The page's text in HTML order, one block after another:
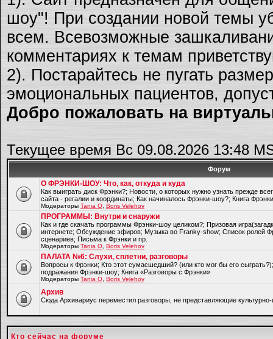
шоу"! При создании новой темы
всем. Всевозможные
комментариях к темам
2). Постарайтесь не пугать
эмоциональных пациентов,
Добро пожаловать на
Текущее время Вс 09.08.2026 13:48
Форум
О ФРЭНКИ-ШОУ: Что, как, откуда и куда
Как выиграть диск Фрэнки?; Новости, о которых нужно узнать прежде
сайта - регалии и координаты; Как начиналось Фрэнки-шоу?; Книга
Модераторы Tania O Boris Velehov
ПРОГРАММЫ: Внутри и снаружи
Как и где скачать программы Фрэнки-шоу целиком?; Призовая
интернете; Обсуждение эфиров; Музыка во Franky-show; Список ролей
сценариев; Письма к Фрэнки и пр.
Модераторы Tania O Boris Velehov
ПАЛАТА №6: Слухи, сплетни, разговоры
Вопросы к Фрэнки; Кто этот сумасшедший? (или кто мог бы его
подражания Фрэнки-шоу; Книга «Разговоры с Фрэнки»
Модераторы Tania O Boris Velehov
Архив
Cюда Архивариус переместил разговоры, не представляющие культурно-
Кто сейчас на форуме